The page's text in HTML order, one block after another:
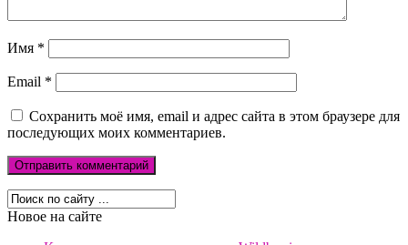
Имя *
Email *
Сохранить моё имя, email и адрес сайта в этом браузере для
последующих моих комментариев.
Новое на сайте